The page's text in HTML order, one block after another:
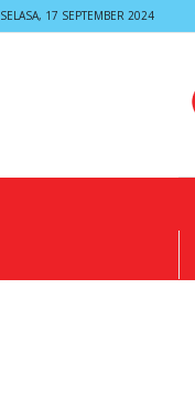
SELASA, 17 SEPTEMBER 2024